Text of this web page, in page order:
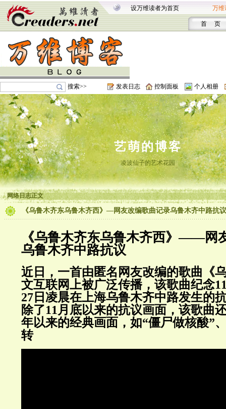
设万维读者为首页 万维
首 页
搜索>> 发表日志 控制面板 个人相册
艺萌的博客
凌波仙子的艺术花园
网络日志正文
《乌鲁木齐东乌鲁木齐西》—网友改编歌曲记录乌鲁木齐中路抗议
《乌鲁木齐东乌鲁木齐西》——网
乌鲁木齐中路抗议
近日，一首由匿名网友改编的歌曲《
文互联网上被广泛传播，该歌曲纪念
27日凌晨在上海乌鲁木齐中路发生的
除了11月底以来的抗议画面，该歌曲
年以来的经典画面，如“僵尸做核酸”
转